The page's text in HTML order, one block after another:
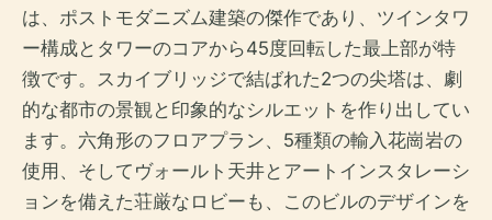
は、ポストモダニズム建築の傑作であり、ツインタワ
ー構成とタワーのコアから45度回転した最上部が特
徴です。スカイブリッジで結ばれた2つの尖塔は、劇
的な都市の景観と印象的なシルエットを作り出してい
ます。六角形のフロアプラン、5種類の輸入花崗岩の
使用、そしてヴォールト天井とアートインスタレーシ
ョンを備えた荘厳なロビーも、このビルのデザインを